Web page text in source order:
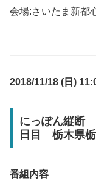
会場:さいたま新都
2018/11/18 (日)
にっぽん縦断
日目 栃木県
番組内容